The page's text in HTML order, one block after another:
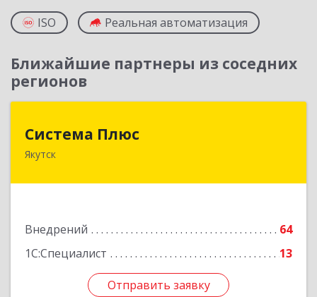
ISO Реальная автоматизация
Ближайшие партнеры из соседних
регионов
Система Плюс
Якутск
Внедрений
64
1С:Специалист
13
Отправить заявку
677000, Саха /Якутия/ Респ, Якутск г, Пояркова
Отправить заявку